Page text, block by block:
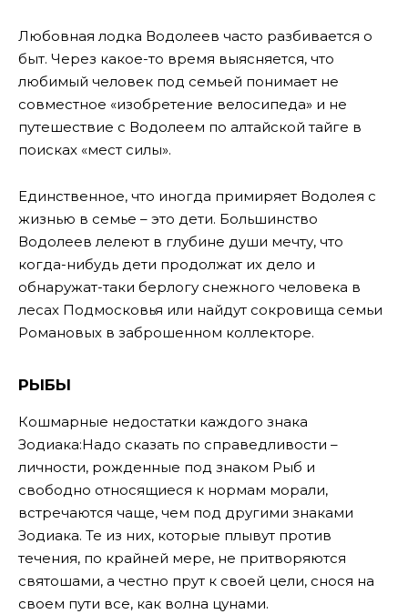
Любовная лодка Водолеев часто разбивается о
быт. Через какое-то время выясняется, что
любимый человек под семьей понимает не
совместное «изобретение велосипеда» и не
путешествие с Водолеем по алтайской тайге в
поисках «мест силы».
Единственное, что иногда примиряет Водолея с
жизнью в семье – это дети. Большинство
Водолеев лелеют в глубине души мечту, что
когда-нибудь дети продолжат их дело и
обнаружат-таки берлогу снежного человека в
лесах Подмосковья или найдут сокровища семьи
Романовых в заброшенном коллекторе.
РЫБЫ
Кошмарные недостатки каждого знака
Зодиака:Надо сказать по справедливости –
личности, рожденные под знаком Рыб и
свободно относящиеся к нормам морали,
встречаются чаще, чем под другими знаками
Зодиака. Те из них, которые плывут против
течения, по крайней мере, не притворяются
святошами, а честно прут к своей цели, снося на
своем пути все, как волна цунами.